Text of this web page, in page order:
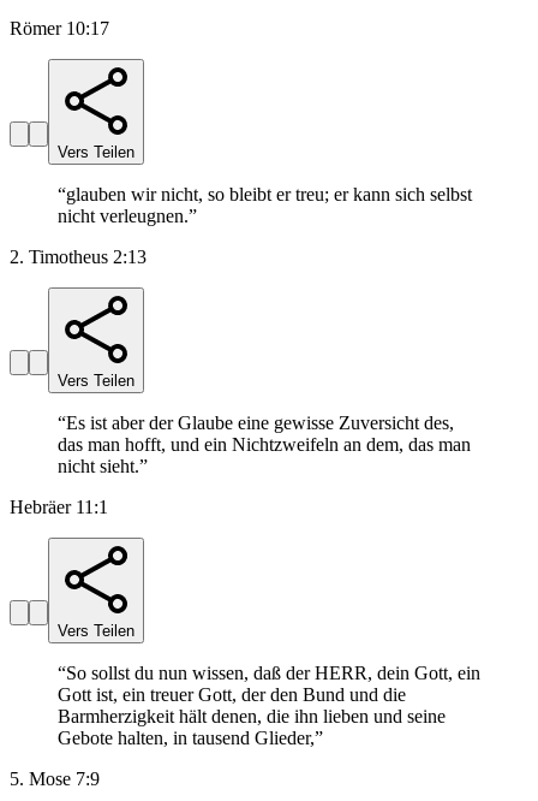
Römer 10:17
Vers Teilen
“glauben wir nicht, so bleibt er treu; er kann sich selbst
nicht verleugnen.”
2. Timotheus 2:13
Vers Teilen
“Es ist aber der Glaube eine gewisse Zuversicht des,
das man hofft, und ein Nichtzweifeln an dem, das man
nicht sieht.”
Hebräer 11:1
Vers Teilen
“So sollst du nun wissen, daß der HERR, dein Gott, ein
Gott ist, ein treuer Gott, der den Bund und die
Barmherzigkeit hält denen, die ihn lieben und seine
Gebote halten, in tausend Glieder,”
5. Mose 7:9